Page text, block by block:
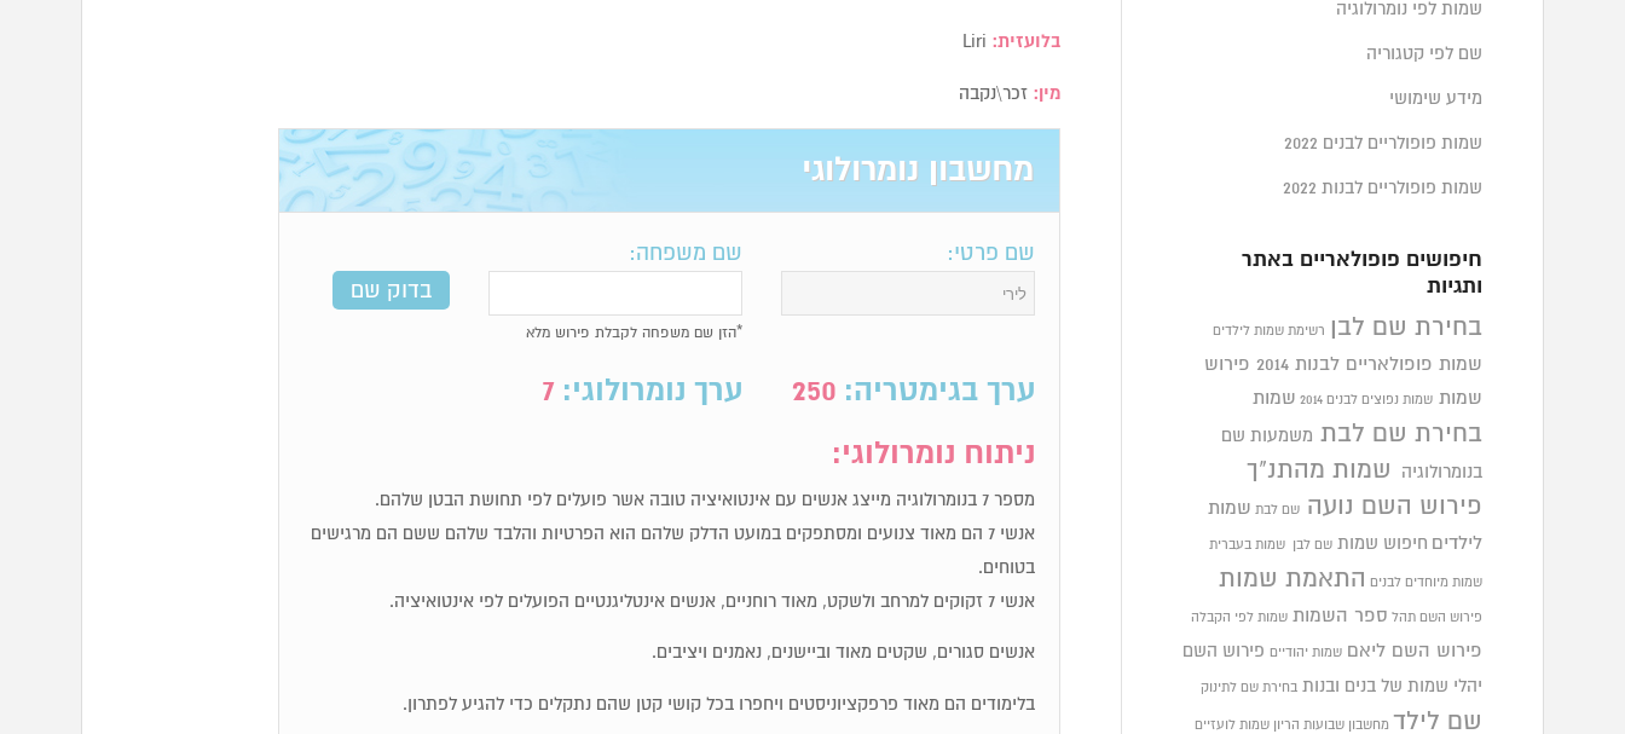
בלועזית:
מין: זכר\נקבה
מחשבון נומרולוגי
שם פרטי: שם משפחה:
*הזן שם משפחה לקבלת פירוש מלא
ערך בגימטריה: 250 ערך נומרולוגי: 7
ניתוח נומרולוגי:
מספר 7 בנומרולוגיה מייצג אנשים עם אינטואיציה טובה אשר פועלים לפי תחושת הבטן שלהם.
אנשי 7 הם מאוד צנועים ומסתפקים במועט הדלק שלהם הוא הפרטיות והלבד שלהם ששם הם מרגישים
בטוחים.
אנשי 7 זקוקים למרחב ולשקט, מאוד רוחניים, אנשים אינטליגנטיים הפועלים לפי אינטואיציה.
אנשים סגורים, שקטים מאוד וביישנים, נאמנים ויציבים.
בלימודים הם מאוד פרפקציוניסטים ויחפרו בכל קושי קטן שהם נתקלים כדי להגיע לפתרון.
שמות לפי נומרולוגיה
שם לפי קטגוריה
מידע שימושי
שמות פופולריים לבנים 2022
שמות פופולריים לבנות 2022
חיפושים פופולאריים באתר
ותגיות
בחירת שם לבן רשימת שמות לילדים
שמות פופולאריים לבנות 2014 פירוש
שמות שמות נפוצים לבנים 2014 שמות
בחירת שם לבת משמעות שם
בנומרולוגיה
שמות מהתנ"ך
פירוש השם נועה
שם לבת שמות
לילדים חיפוש שמות שם לבן שמות בעברית
שמות מיוחדים לבנים התאמת שמות
פירוש השם תהל ספר השמות שמות לפי הקבלה
פירוש השם ליאם שמות יהודיים פירוש השם
יהלי שמות של בנים ובנות בחירת שם לתינוק
שם לילד מחשבון שבועות הריון שמות לועזיים